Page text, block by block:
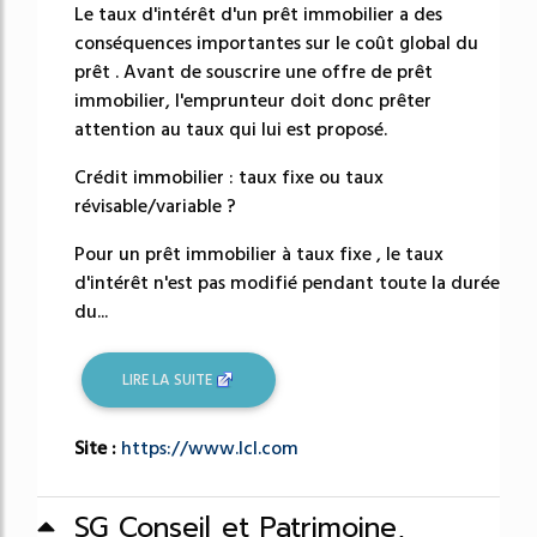
Le taux d'intérêt d'un prêt immobilier a des
conséquences importantes sur le coût global du
prêt . Avant de souscrire une offre de prêt
immobilier, l'emprunteur doit donc prêter
attention au taux qui lui est proposé.
Crédit immobilier : taux fixe ou taux
révisable/variable ?
Pour un prêt immobilier à taux fixe , le taux
d'intérêt n'est pas modifié pendant toute la durée
du...
LIRE LA SUITE
Site : https://www.lcl.com
SG Conseil et Patrimoine,